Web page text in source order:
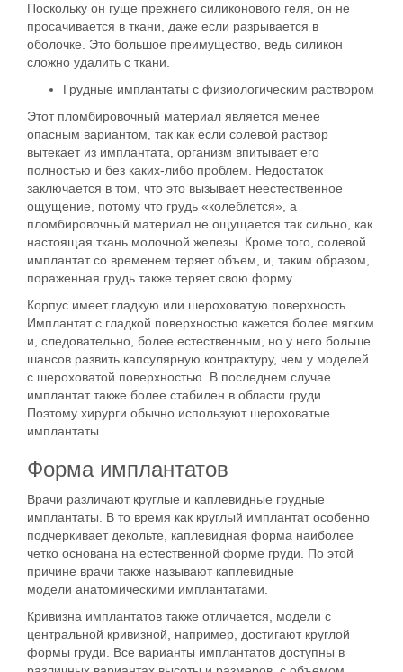
Поскольку он гуще прежнего силиконового геля, он не
просачивается в ткани, даже если разрывается в
оболочке. Это большое преимущество, ведь силикон
сложно удалить с ткани.
Грудные имплантаты с физиологическим раствором
Этот пломбировочный материал является менее
опасным вариантом, так как если солевой раствор
вытекает из имплантата, организм впитывает его
полностью и без каких-либо проблем. Недостаток
заключается в том, что это вызывает неестественное
ощущение, потому что грудь «колеблется», а
пломбировочный материал не ощущается так сильно, как
настоящая ткань молочной железы. Кроме того, солевой
имплантат со временем теряет объем, и, таким образом,
пораженная грудь также теряет свою форму.
Корпус имеет гладкую или шероховатую поверхность.
Имплантат с гладкой поверхностью кажется более мягким
и, следовательно, более естественным, но у него больше
шансов развить капсулярную контрактуру, чем у моделей
с шероховатой поверхностью. В последнем случае
имплантат также более стабилен в области груди.
Поэтому хирурги обычно используют шероховатые
имплантаты.
Форма имплантатов
Врачи различают круглые и каплевидные грудные
имплантаты. В то время как круглый имплантат особенно
подчеркивает декольте, каплевидная форма наиболее
четко основана на естественной форме груди. По этой
причине врачи также называют каплевидные
модели анатомическими имплантатами
Кривизна имплантатов также отличается, модели с
центральной кривизной, например, достигают круглой
формы груди. Все варианты имплантатов доступны в